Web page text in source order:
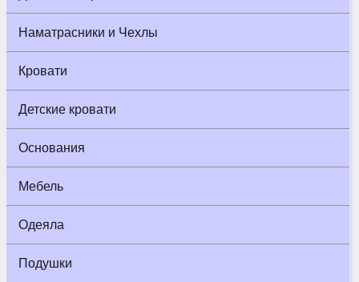
Наматрасники и Чехлы
Кровати
Детские кровати
Основания
Мебель
Одеяла
Подушки